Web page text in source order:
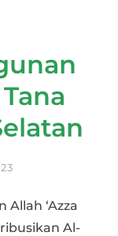
‘Azza
Al-